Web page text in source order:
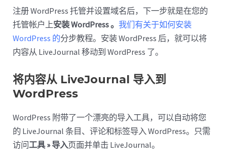
注册 WordPress 托管并设置域名后，下一步就是在您的
托管帐户上安装 WordPress 。我们有关于如何安装
WordPress 的分步教程。安装 WordPress 后，就可以将
内容从 LiveJournal 移动到 WordPress 了。
将内容从 LiveJournal 导入到
WordPress
WordPress 附带了一个漂亮的导入工具，可以自动将您
的 LiveJournal 条目、评论和标签导入 WordPress。只需
访问工具 » 导入页面并单击 LiveJournal。